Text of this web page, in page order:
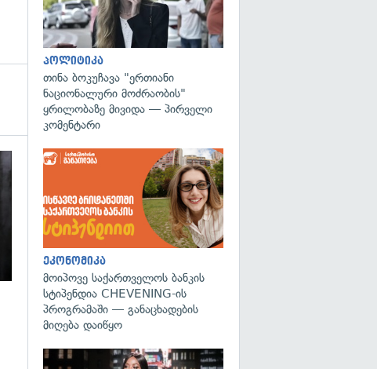
გადახედვა
პოლიტიკა
თინა ბოკუჩავა "ერთიანი
ნაციონალური მოძრაობის"
ყრილობაზე მივიდა — პირველი
კომენტარი
ეკონომიკა
მოიპოვე საქართველოს ბანკის
სტიპენდია CHEVENING-ის
პროგრამაში — განაცხადების
მიღება დაიწყო